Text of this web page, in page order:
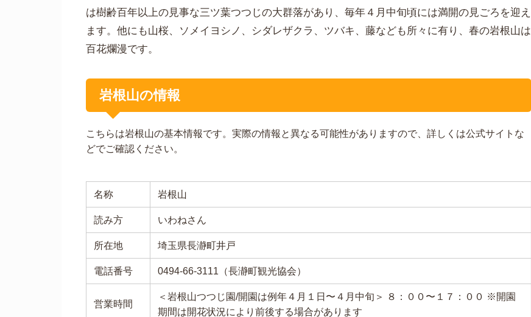
は樹齢百年以上の見事な三ツ葉つつじの大群落があり、毎年４月中旬頃には満開の見ごろを迎え
ます。他にも山桜、ソメイヨシノ、シダレザクラ、ツバキ、藤なども所々に有り、春の岩根山は
百花爛漫です。
岩根山の情報
こちらは岩根山の基本情報です。実際の情報と異なる可能性がありますので、詳しくは公式サイトな
どでご確認ください。
名称 岩根山
読み方 いわねさん
所在地 埼玉県長瀞町井戸
電話番号 0494-66-3111（長瀞町観光協会）
営業時間
＜岩根山つつじ園/開園は例年４月１日〜４月中旬＞ ８：００〜１７：００ ※開園
期間は開花状況により前後する場合があります